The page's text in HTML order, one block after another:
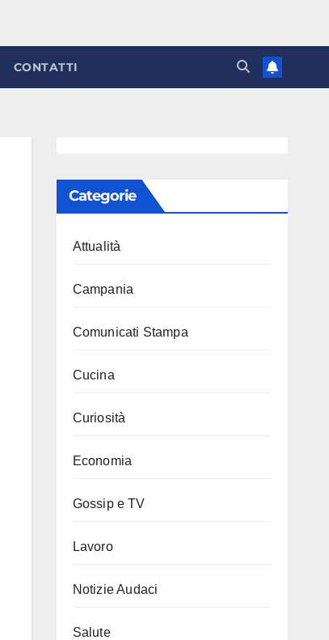
CONTATTI
Categorie
Attualità
Campania
Comunicati Stampa
Cucina
Curiosità
Economia
Gossip e TV
Lavoro
Notizie Audaci
Salute